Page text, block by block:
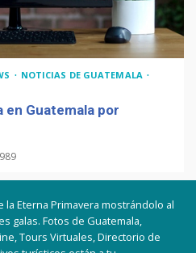
NOTICIAS DE GUATEMALA
en Guatemala por
la Eterna Primavera mostrándolo al
galas. Fotos de Guatemala,
Tours Virtuales, Directorio de